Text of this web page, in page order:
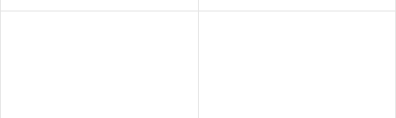
probourávání a bourání s
úběrový výkon v této třídě.